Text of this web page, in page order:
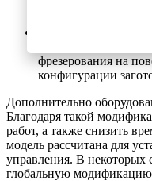
возможность
фрезерования на
конфигурации
Дополнительно
Благодаря такой
работ, а также снизить
модель рассчитана для
управления. В некоторых
глобальную модификацию